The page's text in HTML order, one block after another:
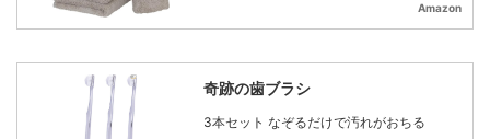
Amazon
奇跡の歯ブラシ
3本セット なぞるだけで汚れがおちる